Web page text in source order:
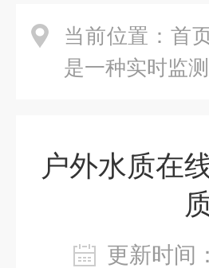
当前位置： 首
是一种实时监
户外水质在
更新时